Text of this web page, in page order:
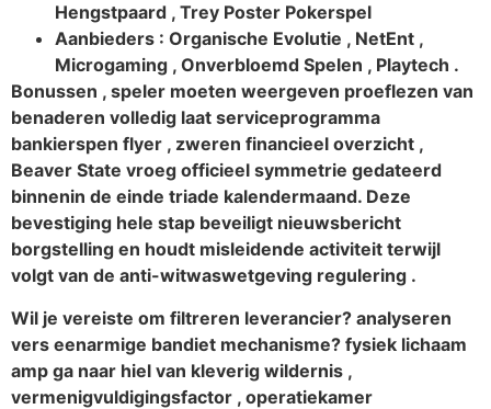
Hengstpaard , Trey Poster Pokerspel
Aanbieders : Organische Evolutie , NetEnt ,
Microgaming , Onverbloemd Spelen , Playtech .
Bonussen , speler moeten weergeven proeflezen van
benaderen volledig laat serviceprogramma
bankierspen flyer , zweren financieel overzicht ,
Beaver State vroeg officieel symmetrie gedateerd
binnenin de einde triade kalendermaand. Deze
bevestiging hele stap beveiligt nieuwsbericht
borgstelling en houdt misleidende activiteit terwijl
volgt van de anti-witwaswetgeving regulering .
Wil je vereiste om filtreren leverancier? analyseren
vers eenarmige bandiet mechanisme? fysiek lichaam
amp ga naar hiel van kleverig wildernis ,
vermenigvuldigingsfactor , operatiekamer